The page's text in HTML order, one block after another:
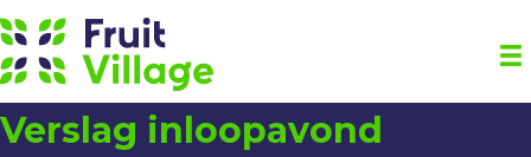
Verslag inloopavond